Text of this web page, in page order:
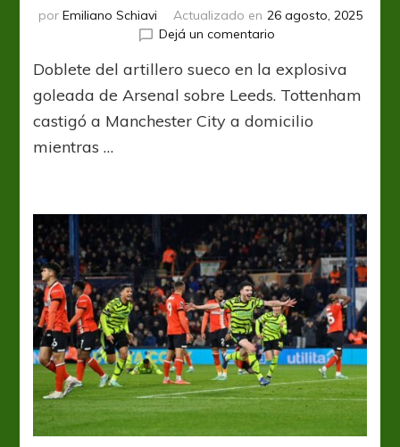
por Emiliano Schiavi Actualizado en 26 agosto, 2025
Dejá un comentarioen
dejen
de
los
acaban
de
venir
Doblete del artillero sueco en la explosiva
goleada de Arsenal sobre Leeds. Tottenham
castigó a Manchester City a domicilio
mientras …